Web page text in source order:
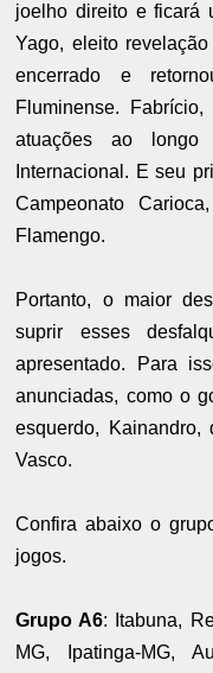
joelho direito e ficará
Yago, eleito
encerrado e
Fluminense.
atuações ao
Internacional. E seu
Campeonato
Flamengo.
Portanto, o maior
suprir esses
apresentado. Para
anunciadas, como o
esquerdo,
Vasco.
Confira abaixo o
jogos.
Grupo A6: Itabuna,
MG, Ipatinga-MG,